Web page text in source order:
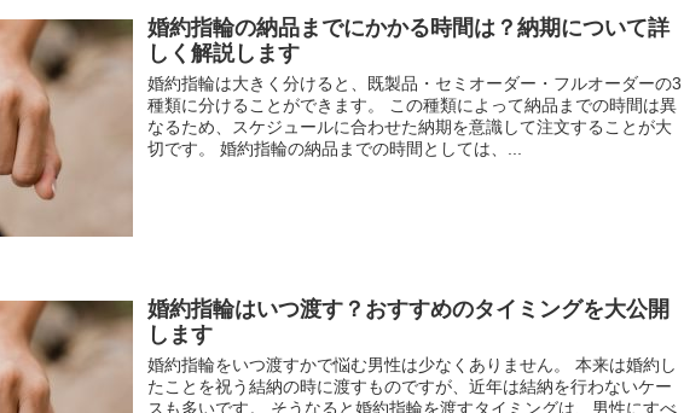
婚約指輪の納品までにかかる時間は？納期について詳
しく解説します
婚約指輪は大きく分けると、既製品・セミオーダー・フルオーダーの3
種類に分けることができます。 この種類によって納品までの時間は異
なるため、スケジュールに合わせた納期を意識して注文することが大
切です。 婚約指輪の納品までの時間としては、...
婚約指輪はいつ渡す？おすすめのタイミングを大公開
します
婚約指輪をいつ渡すかで悩む男性は少なくありません。 本来は婚約し
たことを祝う結納の時に渡すものですが、近年は結納を行わないケー
スも多いです。 そうなると婚約指輪を渡すタイミングは、男性にすべ